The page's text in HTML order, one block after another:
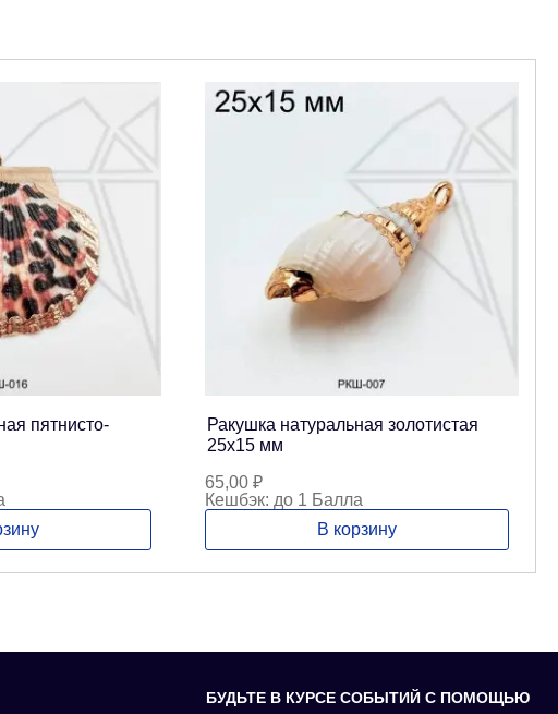
пятнисто-
Ракушка натуральная золотистая
25х15 мм
65,00 ₽
Кешбэк: до 1 Балла
В корзину
БУДЬТЕ В КУРСЕ СОБЫТИЙ С ПОМОЩЬЮ